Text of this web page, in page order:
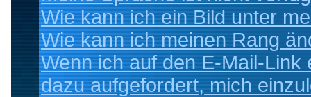
Wie kann ich ein Bild unter
Wie kann ich meinen Rang
Wenn ich auf den E-Mail-
dazu aufgefordert, mich